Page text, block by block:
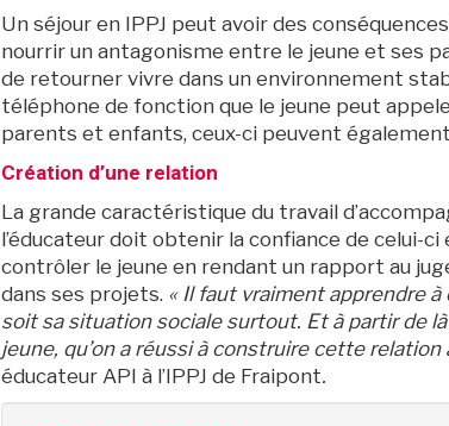
Un séjour en IPPJ peut avoir des
nourrir un antagonisme entre le jeune et ses
de retourner vivre dans un environnement
téléphone de fonction que le jeune peut
parents et enfants, ceux-ci peuvent
Création d’une relation
La grande caractéristique du travail
l’éducateur doit obtenir la confiance de celui-
contrôler le jeune en rendant un rapport au
dans ses projets. « Il faut vraiment apprendre
soit sa situation sociale surtout. Et à partir de
jeune, qu’on a réussi à construire cette
éducateur API à l’IPPJ de Fraipont.